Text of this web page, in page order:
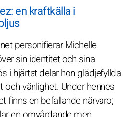
en kraftkälla i
personifierar Michelle
sin identitet och sina
i hjärtat delar hon glädjefyllda
vänlighet. Under hennes
finns en befallande närvaro;